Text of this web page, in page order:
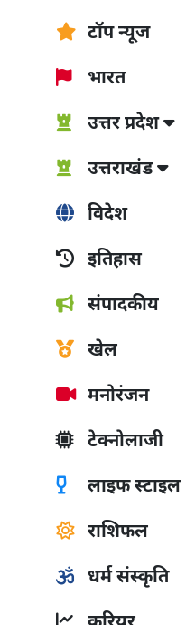
टॉप न्यूज
भारत
उत्तर प्रदेश
उत्तराखंड
विदेश
इतिहास
संपादकीय
खेल
मनोरंजन
टेक्नोलाजी
लाइफ स्टाइल
राशिफल
धर्म संस्कृति